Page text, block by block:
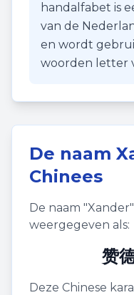
handalfabet is
van de
en wordt
woorden letter
De naam
Chinees
De naam "Xander
weergegeven als:
赞
Deze Chinese